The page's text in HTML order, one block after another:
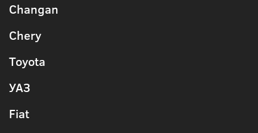
Changan
Chery
Toyota
УАЗ
Fiat